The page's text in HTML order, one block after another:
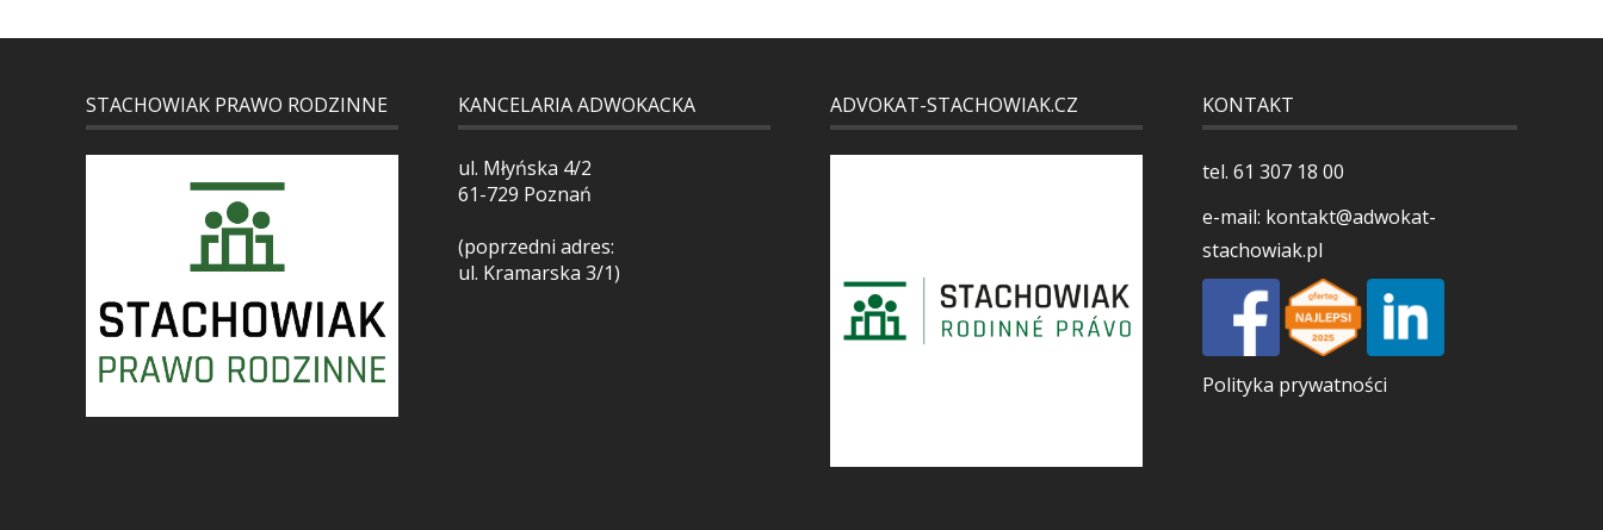
STACHOWIAK PRAWO RODZINNE KANCELARIA ADWOKACKA
ul. Młyńska 4/2
61-729 Poznań
(poprzedni adres:
ul. Kramarska 3/1)
ADVOKAT-STACHOWIAK.CZ KONTAKT
tel. 61 307 18 00
e-mail: kontakt@adwokat-
stachowiak.pl
Polityka prywatności